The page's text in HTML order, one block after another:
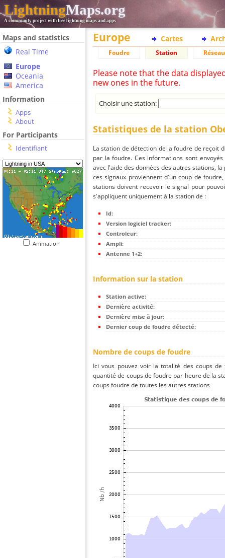
LightningMaps.org
A community project with free lightning maps and apps
Maps and statistics
Real Time
Europe
Oceania
America
Information
Apps
About
For Participants
Identifiant
Animation
Europe Cartes
Foudre Station Réseau
Please note that the data
new ones in the future.
Choisir une station:
Statistiques de la station
La station de détection de la foudre de reçoit
par la foudre. Ces informations sont
avec l'aide des données des autres stations,
ces signaux proviennent d'un coup de
stations doivent recevoir le signal pour
s'appliquent uniquement à la station de :
Id:
Version logiciel tracker:
Controleur:
Ampli:
Antenne 1+2:
Information sur la station
Station active:
Dernière activité:
Dernière mise à jour:
Dernier coup de foudre détecté:
Nombre de coups de foudre
Ici vous pouvez voir la totalité des coups
quantité de coups de foudre par heure de la
coups foudre de toutes les autres stations